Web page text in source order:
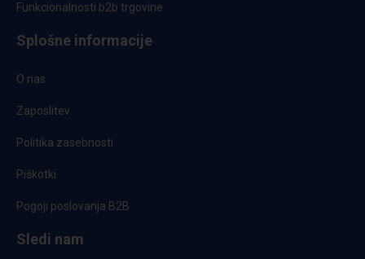
Funkcionalnosti b2b trgovine
Splošne informacije
O nas
Zaposlitev
Politika zasebnosti
Piškotki
Pogoji poslovanja B2B
Sledi nam